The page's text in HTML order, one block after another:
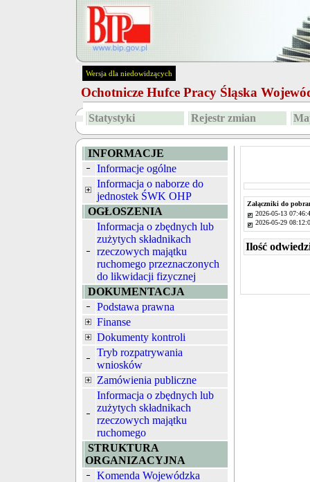
Wersja dla niedowidzących
Ochotnicze Hufce Pracy Śląska
Statystyki Rejestr zmian
INFORMACJE
Informacje ogólne
Informacja o naborze do
jednostek ŚWK OHP
OGŁOSZENIA
Informacja o zbędnych lub
zużytych składnikach
rzeczowych majątku
ruchomego przeznaczonych
do likwidacji fizycznej
DOKUMENTACJA
Podstawa prawna
Finanse
Dokumenty kontroli
Tryb rozpatrywania
wniosków
Zamówienia publiczne
Informacja o zbędnych lub
zużytych składnikach
rzeczowych majątku
ruchomego
STRUKTURA
ORGANIZACYJNA
Komenda Wojewódzka
Załączniki do
2026-05-13
2026-05-29
Ilość